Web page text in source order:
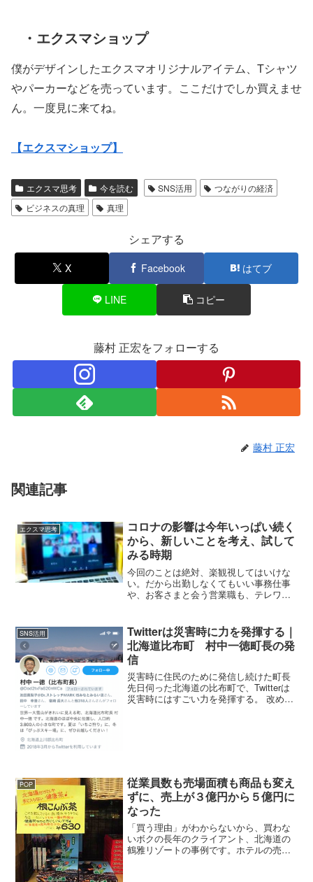
・エクスマショップ
僕がデザインしたエクスマオリジナルアイテム、Tシャツ
やパーカーなどを売っています。ここだけでしか買えませ
ん。一度見に来てね。
【エクスマショップ】
エクスマ思考 今を読む SNS活用
つながりの経済
ビジネスの真理
真理
シェアする
X Facebook はてブ
LINE コピー
藤村 正宏をフォローする
藤村 正宏
関連記事
エクスマ思考
コロナの影響は今年いっぱい続く
から、新しいことを考え、試して
みる時期
今回のことは絶対、楽観視してはいけな
い。だから出勤しなくてもいい事務仕事
や、お客さまと会う営業職も、テレワー
く、穏やかになること。
SNS活用
Twitterは災害時に力を発揮する｜
北海道比布町 村中一徳町長の発
信
災害時に住民のために発信し続けた町長
先日伺った北海道の比布町で、Twitterは
災害時にはすごい力を発揮する。 改めて
POP
従業員数も売場面積も商品も変え
ずに、売上が３億円から５億円に
なった
「買う理由」がわからないから、買わな
いボクの長年のクライアント、北海道の
鶴雅リゾートの事例です。ホテルの売